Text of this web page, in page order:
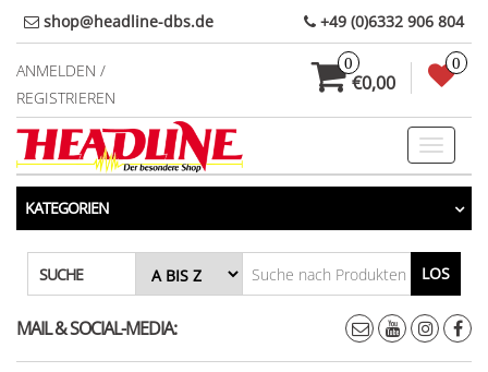
Direkt
zum
Inhalt
shop@headline-dbs.de +49 (0)6332 906 804
ANMELDEN /
REGISTRIEREN
0
€0,00
0
Toggle
KATEGORIEN
SUCHE LOS
MAIL & SOCIAL-MEDIA: